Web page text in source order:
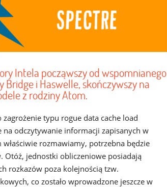
Intela począwszy od wspomnianego
i Haswelle, skończywszy na
z rodziny Atom.
typu rogue data cache load
na odczytywanie informacji zapisanych w
rozmawiamy, potrzebna będzie
Otóż, jednostki obliczeniowe posiadają
rozkazów poza kolejnością tzw.
co zostało wprowadzone jeszcze w